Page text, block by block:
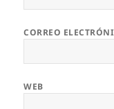
CORREO
WEB